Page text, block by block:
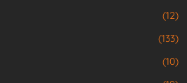
(12)
(133)
(10)